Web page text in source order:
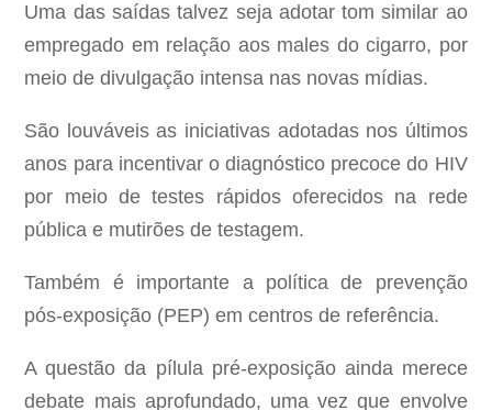
Uma das saídas talvez seja adotar tom similar ao
empregado em relação aos males do cigarro, por
meio de divulgação intensa nas novas mídias.
São louváveis as iniciativas adotadas nos últimos
anos para incentivar o diagnóstico precoce do HIV
por meio de testes rápidos oferecidos na rede
pública e mutirões de testagem.
Também é importante a política de prevenção
pós-exposição (PEP) em centros de referência.
A questão da pílula pré-exposição ainda merece
debate mais aprofundado, uma vez que envolve